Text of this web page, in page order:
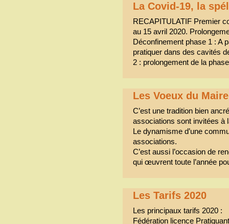
La Covid-19, la
RECAPITULATIF Premier
au 15 avril 2020.
Déconfinement phase 1 : A
pratiquer dans des cavités
2 : prolongement de la
Les Voeux du
C’est une tradition bien
associations sont invitées
Le dynamisme d’une
associations.
C’est aussi l’occasion de
qui œuvrent toute l’année
Les Tarifs 2020
Les principaux tarifs 2020 :
Fédération licence